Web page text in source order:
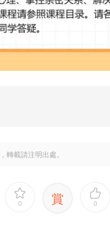
，轉載請注明出處。
0 賞 0